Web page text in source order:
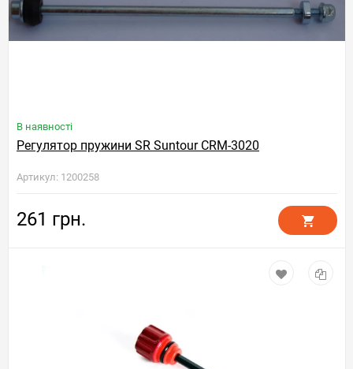
В наявності
Регулятор пружини SR Suntour CRM-3020
Артикул: 1200258
261 грн.